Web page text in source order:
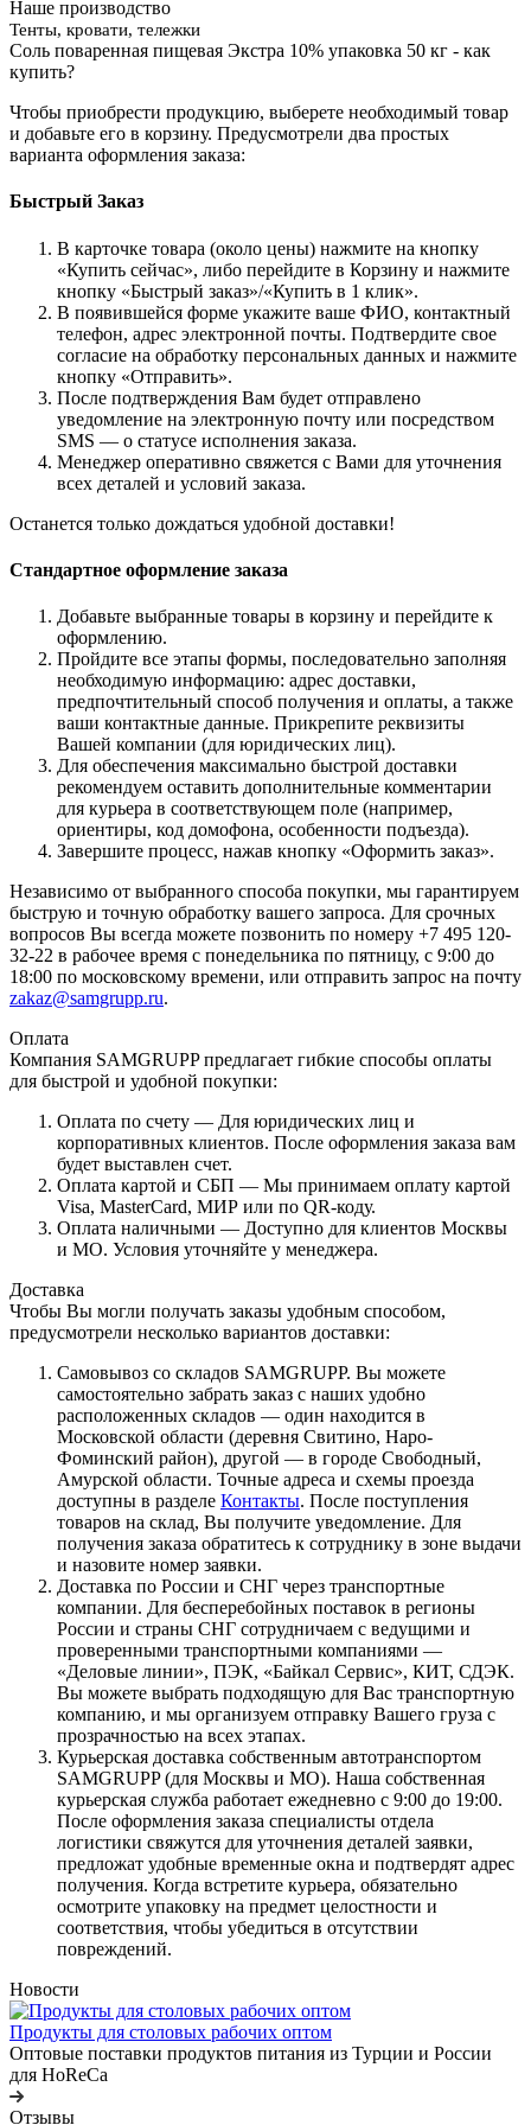
Наше производство
Тенты, кровати, тележки
Соль поваренная пищевая Экстра 10% упаковка 50 кг - как
купить?
Чтобы приобрести продукцию, выберете необходимый товар
и добавьте его в корзину. Предусмотрели два простых
варианта оформления заказа:
Быстрый Заказ
В карточке товара (около цены) нажмите на кнопку
«Купить сейчас», либо перейдите в Корзину и нажмите
кнопку «Быстрый заказ»/«Купить в 1 клик».
В появившейся форме укажите ваше ФИО, контактный
телефон, адрес электронной почты. Подтвердите свое
согласие на обработку персональных данных и нажмите
кнопку «Отправить».
После подтверждения Вам будет отправлено
уведомление на электронную почту или посредством
SMS — о статусе исполнения заказа.
Менеджер оперативно свяжется с Вами для уточнения
всех деталей и условий заказа.
Останется только дождаться удобной доставки!
Стандартное оформление заказа
Добавьте выбранные товары в корзину и перейдите к
оформлению.
Пройдите все этапы формы, последовательно заполняя
необходимую информацию: адрес доставки,
предпочтительный способ получения и оплаты, а также
ваши контактные данные. Прикрепите реквизиты
Вашей компании (для юридических лиц).
Для обеспечения максимально быстрой доставки
рекомендуем оставить дополнительные комментарии
для курьера в соответствующем поле (например,
ориентиры, код домофона, особенности подъезда).
Завершите процесс, нажав кнопку «Оформить заказ».
Независимо от выбранного способа покупки, мы гарантируем
быструю и точную обработку вашего запроса. Для срочных
вопросов Вы всегда можете позвонить по номеру +7 495 120-
32-22 в рабочее время с понедельника по пятницу, с 9:00 до
18:00 по московскому времени, или отправить запрос на почту
zakaz@samgrupp.ru.
Оплата
Компания SAMGRUPP предлагает гибкие способы оплаты
для быстрой и удобной покупки:
Оплата по счету — Для юридических лиц и
корпоративных клиентов. После оформления заказа вам
будет выставлен счет.
Оплата картой и СБП — Мы принимаем оплату картой
Visa, MasterCard, МИР или по QR-коду.
Оплата наличными — Доступно для клиентов Москвы
и МО. Условия уточняйте у менеджера.
Доставка
Чтобы Вы могли получать заказы удобным способом,
предусмотрели несколько вариантов доставки:
Самовывоз со складов SAMGRUPP. Вы можете
самостоятельно забрать заказ с наших удобно
расположенных складов — один находится в
Московской области (деревня Свитино, Наро-
Фоминский район), другой — в городе Свободный,
Амурской области. Точные адреса и схемы проезда
доступны в разделе Контакты. После поступления
товаров на склад, Вы получите уведомление. Для
получения заказа обратитесь к сотруднику в зоне выдачи
и назовите номер заявки.
Доставка по России и СНГ через транспортные
компании. Для бесперебойных поставок в регионы
России и страны СНГ сотрудничаем с ведущими и
проверенными транспортными компаниями —
«Деловые линии», ПЭК, «Байкал Сервис», КИТ, СДЭК.
Вы можете выбрать подходящую для Вас транспортную
компанию, и мы организуем отправку Вашего груза с
прозрачностью на всех этапах.
Курьерская доставка собственным автотранспортом
SAMGRUPP (для Москвы и МО). Наша собственная
курьерская служба работает ежедневно с 9:00 до 19:00.
После оформления заказа специалисты отдела
логистики свяжутся для уточнения деталей заявки,
предложат удобные временные окна и подтвердят адрес
получения. Когда встретите курьера, обязательно
осмотрите упаковку на предмет целостности и
соответствия, чтобы убедиться в отсутствии
повреждений.
Новости
Продукты для столовых рабочих оптом
Оптовые поставки продуктов питания из Турции и России
для HoReCa
Отзывы